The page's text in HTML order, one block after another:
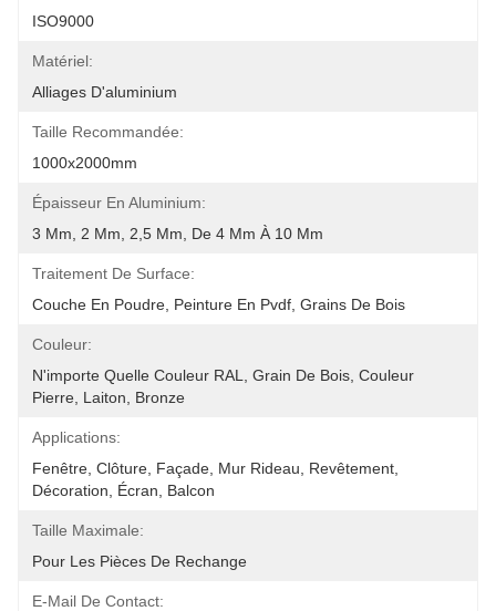
ISO9000
Matériel:
Alliages D'aluminium
Taille Recommandée:
1000x2000mm
Épaisseur En Aluminium:
3 Mm, 2 Mm, 2,5 Mm, De 4 Mm À 10 Mm
Traitement De Surface:
Couche En Poudre, Peinture En Pvdf, Grains De Bois
Couleur:
N'importe Quelle Couleur RAL, Grain De Bois, Couleur
Pierre, Laiton, Bronze
Applications:
Fenêtre, Clôture, Façade, Mur Rideau, Revêtement,
Décoration, Écran, Balcon
Taille Maximale:
Pour Les Pièces De Rechange
E-Mail De Contact: